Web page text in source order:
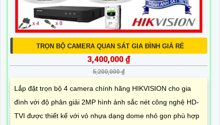
TRỌN BỘ CAMERA QUAN SÁT GIA ĐÌNH GIÁ RẺ
3,400,000 ₫
5,200,000 ₫
Lắp đặt trọn bộ 4 camera chính hãng HIKVISION cho gia
đình với độ phân giải 2MP hình ảnh sắc nét công nghệ HD-
TVI được thiết kế với vỏ nhựa dạng dome nhỏ gọn phù hợp